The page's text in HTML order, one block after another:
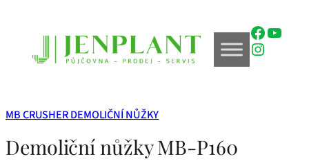
MB CRUSHER DEMOLIČNÍ NŮŽKY
Demoliční nůžky MB-P160